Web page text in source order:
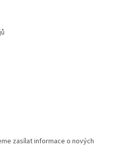
zasílat informace o nových